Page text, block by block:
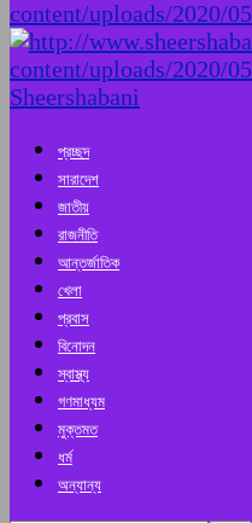
Sheershabani
প্রচ্ছদ
সারাদেশ
জাতীয়
রাজনীতি
আন্তর্জাতিক
খেলা
প্রবাস
বিনোদন
স্বাস্থ্য
গণমাধ্যম
মুক্তমত
ধর্ম
অন্যান্য